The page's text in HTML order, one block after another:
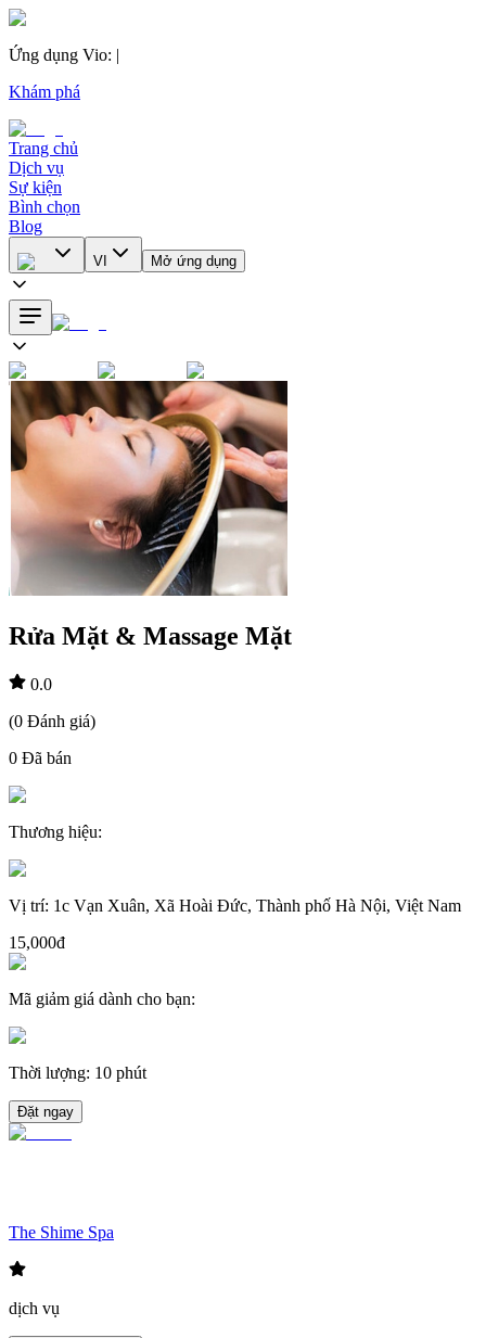
Ứng dụng Vio: |
Khám phá
Trang chủ
Dịch vụ
Sự kiện
Bình chọn
Blog
VI Mở ứng dụng
Rửa Mặt & Massage Mặt
0.0
(0 Đánh giá)
0 Đã bán
Thương hiệu:
Vị trí: 1c Vạn Xuân, Xã Hoài Đức, Thành phố Hà Nội, Việt Nam
15,000đ
Mã giảm giá dành cho bạn:
Thời lượng: 10 phút
Đặt ngay
The Shime Spa
dịch vụ